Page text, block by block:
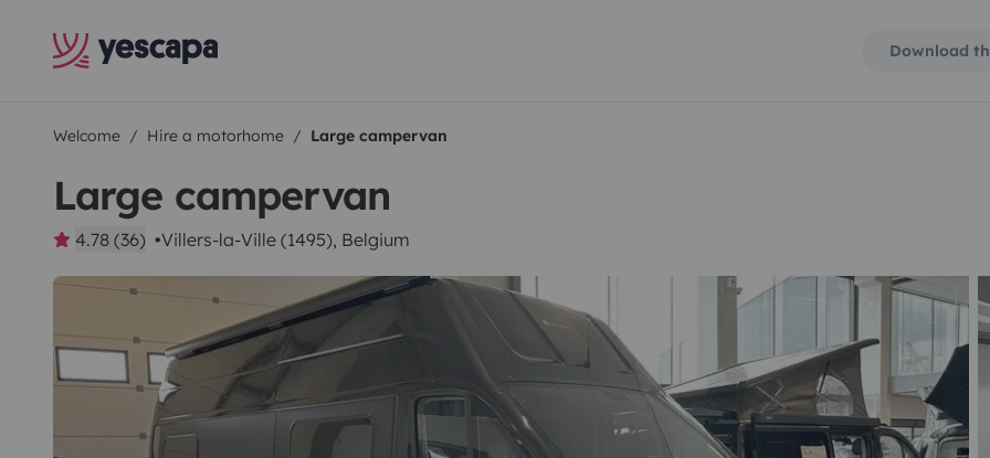
Download
Welcome Hire a motorhome Large campervan
Large campervan
4.78 (36) Villers-la-Ville (1495), Belgium